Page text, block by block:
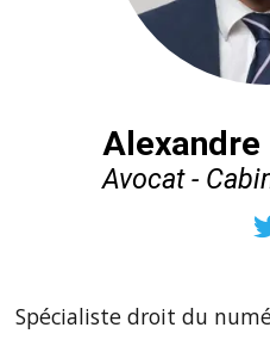
Alexandre
Avocat -
Spécialiste droit du